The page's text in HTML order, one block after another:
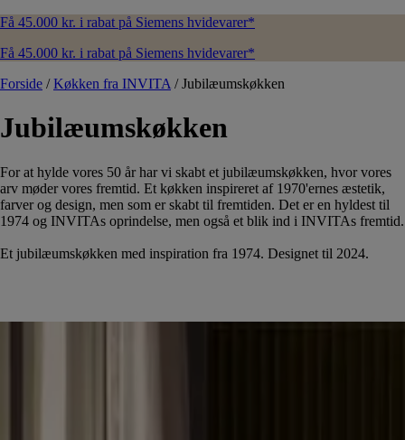
Få 45.000 kr. i rabat på Siemens hvidevarer*
Få 45.000 kr. i rabat på Siemens hvidevarer*
Forside / Køkken fra INVITA / Jubilæumskøkken
Jubilæumskøkken
For at hylde vores 50 år har vi skabt et jubilæumskøkken, hvor vores
arv møder vores fremtid. Et køkken inspireret af 1970'ernes æstetik,
farver og design, men som er skabt til fremtiden. Det er en hyldest til
1974 og INVITAs oprindelse, men også et blik ind i INVITAs fremtid.
Et jubilæumskøkken med inspiration fra 1974. Designet til 2024.